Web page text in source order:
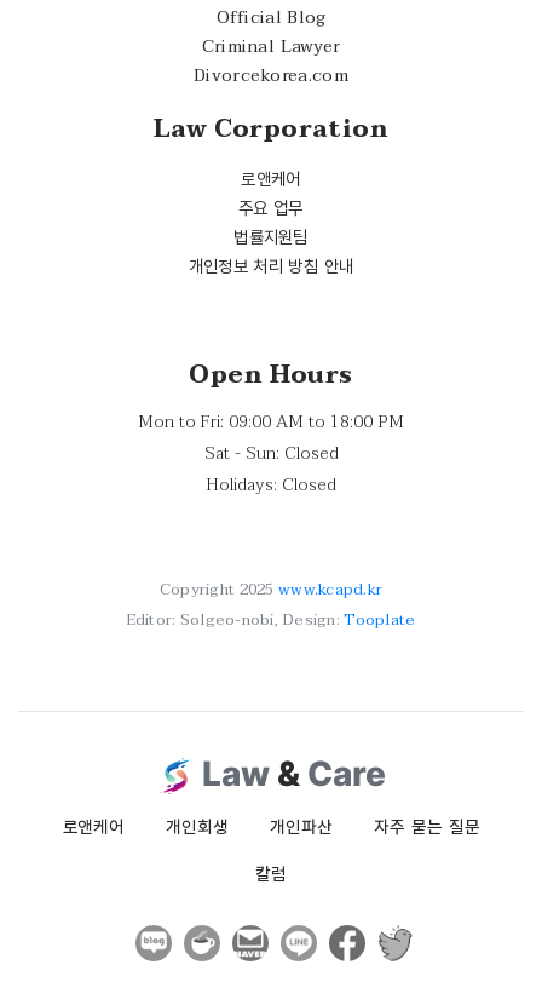
Official Blog
Criminal Lawyer
Divorcekorea.com
Law Corporation
로앤케어
주요 업무
법률지원팀
개인정보 처리 방침 안내
Open Hours
Mon to Fri: 09:00 AM to 18:00 PM
Sat - Sun: Closed
Holidays: Closed
Copyright 2025www.kcapd.kr
Editor: Solgeo-nobi, Design:Tooplate
Law & Care
로앤케어 개인회생 개인파산 자주 묻는 질문
칼럼